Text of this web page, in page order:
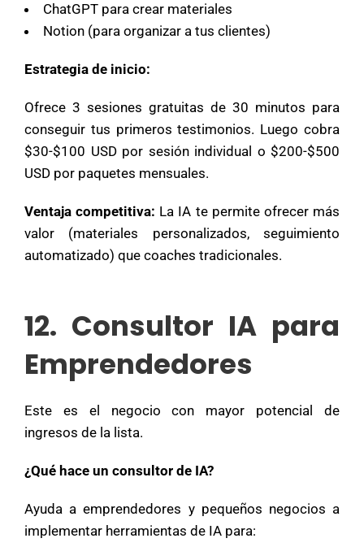
ChatGPT para crear materiales
Notion (para organizar a tus clientes)
Estrategia de inicio:
Ofrece 3 sesiones gratuitas de 30 minutos para
conseguir tus primeros testimonios. Luego cobra
$30-$100 USD por sesión individual o $200-$500
USD por paquetes mensuales.
Ventaja competitiva: La IA te permite ofrecer más
valor (materiales personalizados, seguimiento
automatizado) que coaches tradicionales.
12. Consultor IA para
Emprendedores
Este es el negocio con mayor potencial de
ingresos de la lista.
¿Qué hace un consultor de IA?
Ayuda a emprendedores y pequeños negocios a
implementar herramientas de IA para: